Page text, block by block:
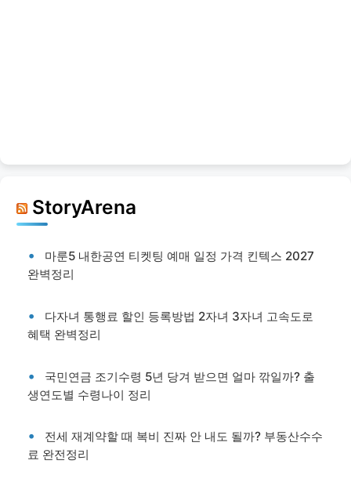
StoryArena
마룬5 내한공연 티켓팅 예매 일정 가격 킨텍스 2027
완벽정리
다자녀 통행료 할인 등록방법 2자녀 3자녀 고속도로
혜택 완벽정리
국민연금 조기수령 5년 당겨 받으면 얼마 깎일까? 출
생연도별 수령나이 정리
전세 재계약할 때 복비 진짜 안 내도 될까? 부동산수수
료 완전정리